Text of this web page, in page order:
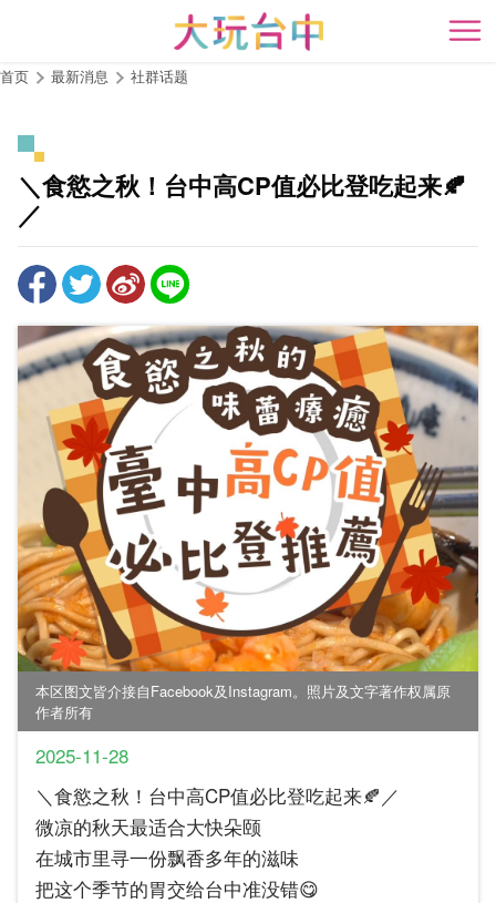
主
要
开
首页 最新消息 社群话题
＼食慾之秋！台中高CP值必比登吃起来🍂
／
本区图文皆介接自Facebook及Instagram。照片及文字著作权属原
作者所有
2025-11-28
＼食慾之秋！台中高CP值必比登吃起来🍂／
微凉的秋天最适合大快朵颐
在城市里寻一份飘香多年的滋味
把这个季节的胃交给台中准没错😋